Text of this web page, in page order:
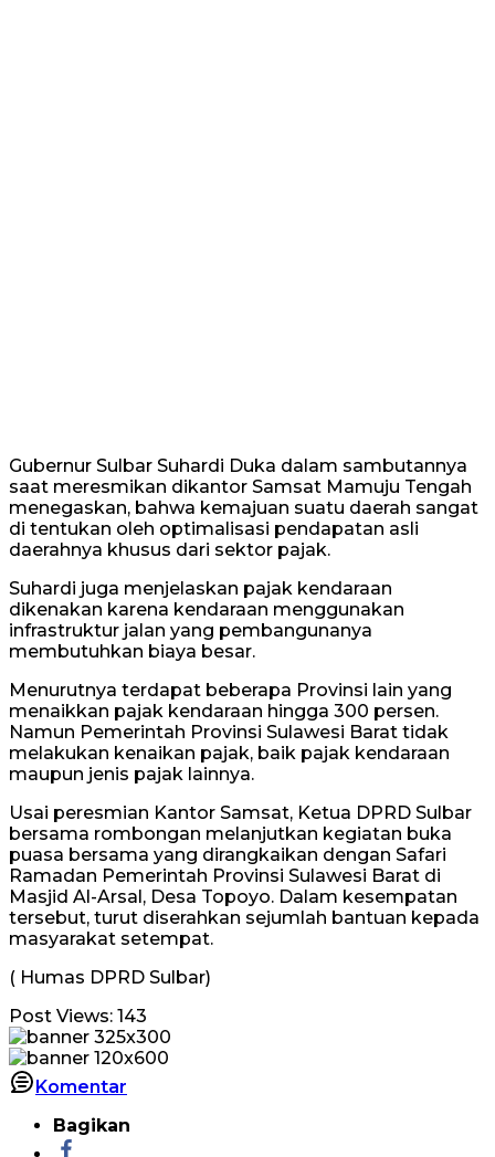
Gubernur Sulbar Suhardi Duka dalam sambutannya
saat meresmikan dikantor Samsat Mamuju Tengah
menegaskan, bahwa kemajuan suatu daerah sangat
di tentukan oleh optimalisasi pendapatan asli
daerahnya khusus dari sektor pajak.
Suhardi juga menjelaskan pajak kendaraan
dikenakan karena kendaraan menggunakan
infrastruktur jalan yang pembangunanya
membutuhkan biaya besar.
Menurutnya terdapat beberapa Provinsi lain yang
menaikkan pajak kendaraan hingga 300 persen.
Namun Pemerintah Provinsi Sulawesi Barat tidak
melakukan kenaikan pajak, baik pajak kendaraan
maupun jenis pajak lainnya.
Usai peresmian Kantor Samsat, Ketua DPRD Sulbar
bersama rombongan melanjutkan kegiatan buka
puasa bersama yang dirangkaikan dengan Safari
Ramadan Pemerintah Provinsi Sulawesi Barat di
Masjid Al-Arsal, Desa Topoyo. Dalam kesempatan
tersebut, turut diserahkan sejumlah bantuan kepada
masyarakat setempat.
( Humas DPRD Sulbar)
Post Views: 143
Komentar
Bagikan